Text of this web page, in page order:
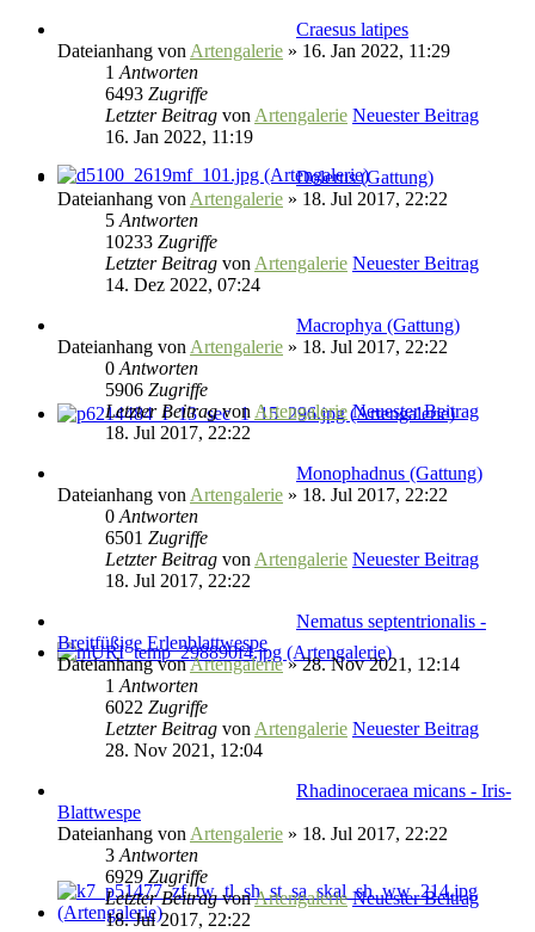
Craesus latipes
Dateianhang von Artengalerie » 16. Jan 2022, 11:29
1 Antworten
6493 Zugriffe
Letzter Beitrag von Artengalerie Neuester Beitrag
16. Jan 2022, 11:19
Dolerus (Gattung)
Dateianhang von Artengalerie » 18. Jul 2017, 22:22
5 Antworten
10233 Zugriffe
Letzter Beitrag von Artengalerie Neuester Beitrag
14. Dez 2022, 07:24
Macrophya (Gattung)
Dateianhang von Artengalerie » 18. Jul 2017, 22:22
0 Antworten
5906 Zugriffe
Letzter Beitragvon Artengalerie Neuester Beitrag
18. Jul 2017, 22:22
Monophadnus (Gattung)
Dateianhang von Artengalerie » 18. Jul 2017, 22:22
0 Antworten
6501 Zugriffe
Letzter Beitrag von Artengalerie Neuester Beitrag
18. Jul 2017, 22:22
Nematus septentrionalis -
Breitfüßige Erlenblattwespe
DateianhangvonArtengalerie» 28. Nov 2021, 12:14
1 Antworten
6022 Zugriffe
Letzter Beitrag von Artengalerie Neuester Beitrag
28. Nov 2021, 12:04
Rhadinoceraea micans - Iris-
Blattwespe
Dateianhang von Artengalerie » 18. Jul 2017, 22:22
3 Antworten
6929 Zugriffe
Letzter BeitragvonArtengalerie Neuester Beitrag
18. Jul 2017, 22:22